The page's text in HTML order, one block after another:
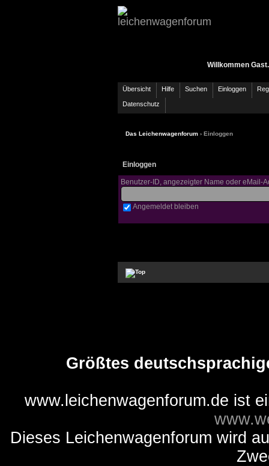
Willkommen
Übersicht Hilfe Suchen Einloggen
Datenschutz
Das Leichenwagenforum › Einloggen
Einloggen
Benutzer-ID, angezeigter Name oder eMail-
Angemeldet bleiben
Größtes
www.leichenwagenforum.de ist
Dieses Leichenwagenforum wird